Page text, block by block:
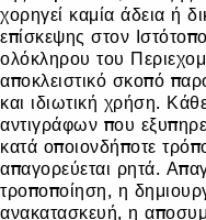
χορηγεί καμία άδεια ή
επίσκεψης στον
ολόκληρου του
αποκλειστικό σκοπό
και ιδιωτική χρήση.
αντιγράφων που
κατά οποιονδήποτε
απαγορεύεται ρητά.
τροποποίηση, η
ανακατασκευή, η